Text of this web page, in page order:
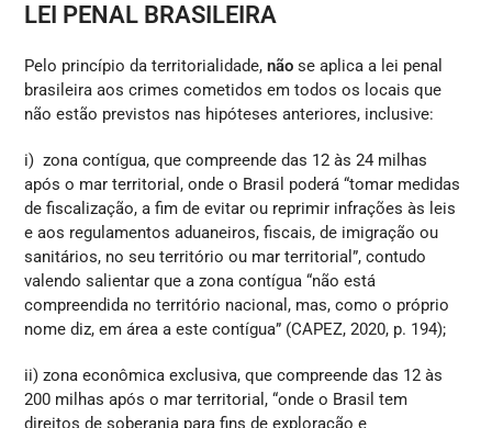
LEI PENAL BRASILEIRA
Pelo princípio da territorialidade,não se aplica a lei penal
brasileira aos crimes cometidos em todos os locais que
não estão previstos nas hipóteses anteriores, inclusive:
i) zona contígua, que compreende das 12 às 24 milhas
após o mar territorial, onde o Brasil poderá “tomar medidas
de fiscalização, a fim de evitar ou reprimir infrações às leis
e aos regulamentos aduaneiros, fiscais, de imigração ou
sanitários, no seu território ou mar territorial”, contudo
valendo salientar que a zona contígua “não está
compreendida no território nacional, mas, como o próprio
nome diz, em área a este contígua” (CAPEZ, 2020, p. 194);
ii) zona econômica exclusiva, que compreende das 12 às
200 milhas após o mar territorial, “onde o Brasil tem
direitos de soberania para fins de exploração e